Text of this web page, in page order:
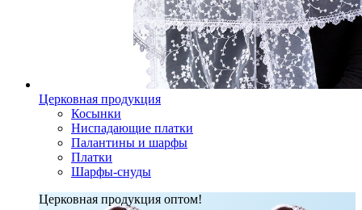
Церковная продукция
Косынки
Ниспадающие платки
Палантины и шарфы
Платки
Шарфы-снуды
Церковная продукция оптом!